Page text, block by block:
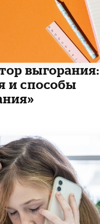
и способы